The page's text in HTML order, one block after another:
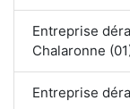
Entreprise
Chalaronne
Entreprise